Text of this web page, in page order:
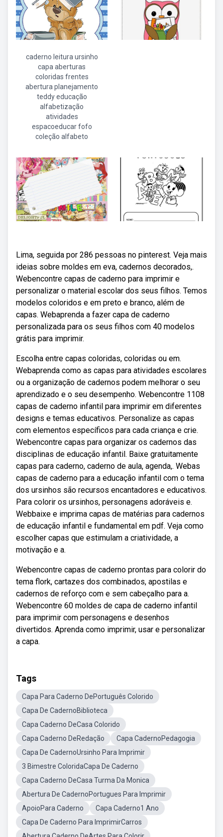
caderno leitura ursinho
capa aberturas
coloridas frentes
abertura planejamento
teddy educação
alfabetização
atividades
espacoeducar fofo
coleção alfabeto
Lima, seguida por 286 pessoas no pinterest. Veja mais
ideias sobre moldes em eva, cadernos decorados,.
Webencontre capas de caderno para imprimir e
personalizar o material escolar dos seus filhos. Temos
modelos coloridos e em preto e branco, além de
capas. Webaprenda a fazer capa de caderno
personalizada para os seus filhos com 40 modelos
grátis para imprimir.
Escolha entre capas coloridas, coloridas ou em.
Webaprenda como as capas para atividades escolares
ou a organização de cadernos podem melhorar o seu
aprendizado e o seu desempenho. Webencontre 1108
capas de caderno infantil para imprimir em diferentes
designs e temas educativos. Personalize as capas
com elementos específicos para cada criança e crie.
Webencontre capas para organizar os cadernos das
disciplinas de educação infantil. Baixe gratuitamente
capas para caderno, caderno de aula, agenda,. Webas
capas de caderno para a educação infantil com o tema
dos ursinhos são recursos encantadores e educativos.
Para colorir os ursinhos, personagens adoráveis e.
Webbaixe e imprima capas de matérias para cadernos
de educação infantil e fundamental em pdf. Veja como
escolher capas que estimulam a criatividade, a
motivação e a.
Webencontre capas de caderno prontas para colorir do
tema flork, cartazes dos combinados, apostilas e
cadernos de reforço com e sem cabeçalho para a.
Webencontre 60 moldes de capa de caderno infantil
para imprimir com personagens e desenhos
divertidos. Aprenda como imprimir, usar e personalizar
a capa.
Tags
Capa Para Caderno DePortuguês Colorido
Capa De CadernoBiblioteca
Capa Caderno DeCasa Colorido
Capa Caderno DeRedação
Capa CadernoPedagogia
Capa De CadernoUrsinho Para Imprimir
3 Bimestre ColoridaCapa De Caderno
Capa Caderno DeCasa Turma Da Monica
Abertura De CadernoPortugues Para Imprimir
ApoioPara Caderno
Capa Caderno1 Ano
Capa De Caderno Para ImprimirCarros